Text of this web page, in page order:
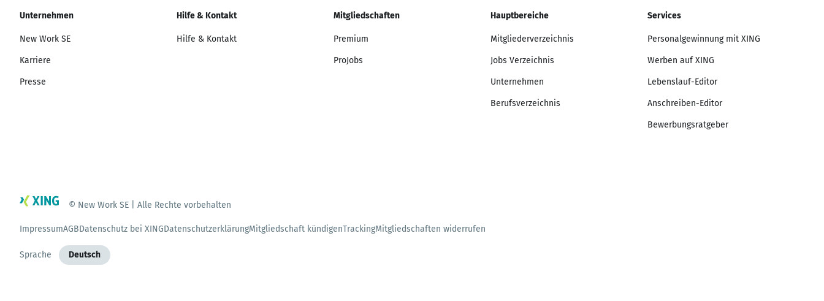
Unternehmen
New Work SE
Karriere
Presse
Hilfe & Kontakt
Hilfe & Kontakt
Mitgliedschaften
Premium
ProJobs
Hauptbereiche
Mitgliederverzeichnis
Jobs Verzeichnis
Unternehmen
Berufsverzeichnis
Services
Personalgewinnung mit XING
Werben auf XING
Lebenslauf-Editor
Anschreiben-Editor
Bewerbungsratgeber
© New Work SE | Alle Rechte vorbehalten
ImpressumAGBDatenschutz bei XINGDatenschutzerklärungMitgliedschaft kündigenTrackingMitgliedschaften widerrufen
Sprache Deutsch